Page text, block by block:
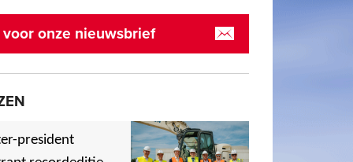
onze nieuwsbrief
president